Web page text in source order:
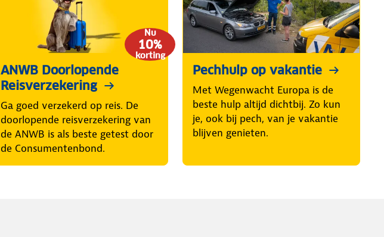
Nu
10%
korting
ANWB Doorlopende
Reisverzekering
Ga goed verzekerd op reis. De
doorlopende reisverzekering van
de ANWB is als beste getest door
de Consumentenbond.
Pechhulp op vakantie
Met Wegenwacht Europa is de
beste hulp altijd dichtbij. Zo kun
je, ook bij pech, van je vakantie
blijven genieten.